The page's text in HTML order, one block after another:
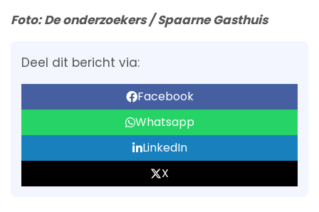
Foto: De onderzoekers / Spaarne Gasthuis
Deel dit bericht via:
Facebook
Whatsapp
LinkedIn
X